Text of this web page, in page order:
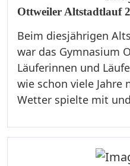
Ottweiler Altstadtlauf
Beim diesjährigen
war das Gymnasium
Läuferinnen und
wie schon viele Jahre
Wetter spielte mit